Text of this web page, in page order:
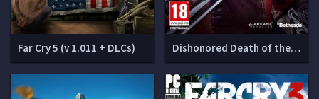
Far Cry 5 (v 1.011 + DLCs) Dishonored Death of the Outsider